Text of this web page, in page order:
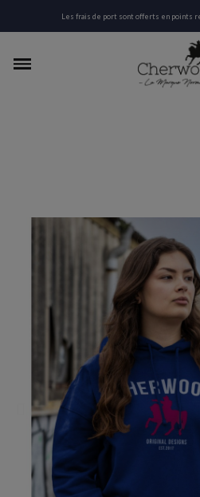
Les frais de port sont offerts en points